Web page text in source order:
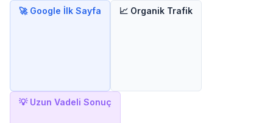
🚀 Google İlk Sayfa 📈 Organik Trafik
💡 Uzun Vadeli Sonuç